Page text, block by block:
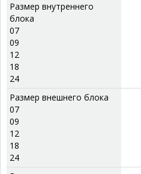
Размер внутреннего
блока
07
09
12
18
24
Размер внешнего блока
07
09
12
18
24